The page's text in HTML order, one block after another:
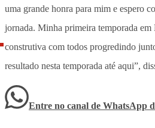
uma grande honra para mim e espero
jornada. Minha primeira temporada
construtiva com todos progredindo
resultado nesta temporada até aqui”,
Entre no canal de WhatsApp